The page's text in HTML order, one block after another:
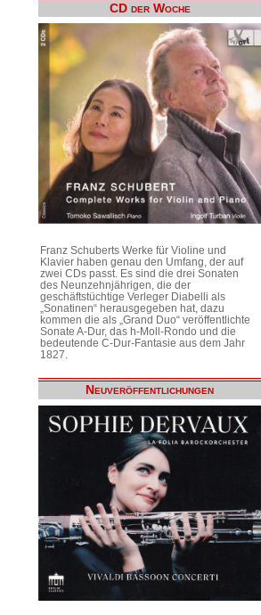
CD der Woche
Franz Schuberts Werke für Violine und
Klavier haben genau den Umfang, der auf
zwei CDs passt. Es sind die drei Sonaten
des Neunzehnjährigen, die der
geschäftstüchtige Verleger Diabelli als
„Sonatinen“ herausgegeben hat, dazu
kommen die als „Grand Duo“ veröffentlichte
Sonate A-Dur, das h-Moll-Rondo und die
bedeutende C-Dur-Fantasie aus dem Jahr
1827.
Neuveröffentlichungen